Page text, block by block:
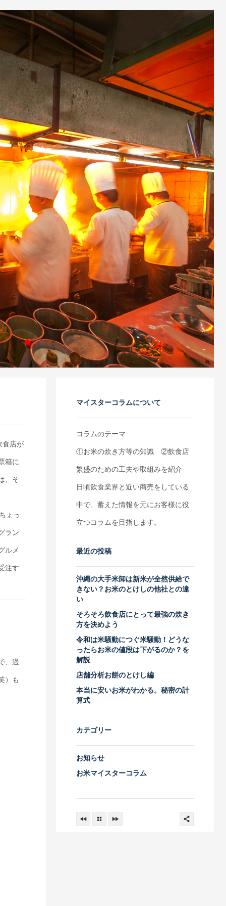
食店が
箱に
、そ
ょっ
ラン
ルメ
注す
、過
）も
マイスターコラムについて
コラムのテーマ
①お米の炊き方等の知識 ②飲食店
繁盛のための工夫や取組みを紹介
日頃飲食業界と近い商売をしている
中で、蓄えた情報を元にお客様に役
立つコラムを目指します。
最近の投稿
沖縄の大手米卸は新米が全然供給で
きない？お米のとけしの他社との違
い
そろそろ飲食店にとって最強の炊き
方を決めよう
令和は米騒動につぐ米騒動！どうな
ったらお米の値段は下がるのか？を
解説
店舗分析お餅のとけし編
本当に安いお米がわかる。秘密の計
算式
カテゴリー
お知らせ
お米マイスターコラム